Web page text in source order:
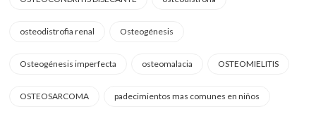
osteodistrofia renal Osteogénesis
Osteogénesis imperfecta osteomalacia OSTEOMIELITIS
OSTEOSARCOMA padecimientos mas comunes en niños